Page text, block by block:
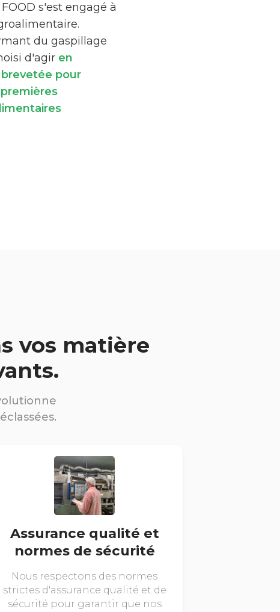
s'est engagé à
du gaspillage
d'agir en
pour
vos matière
Assurance qualité et
normes de sécurité
Nous respectons des normes
strictes d'assurance qualité et de
sécurité pour garantir que nos